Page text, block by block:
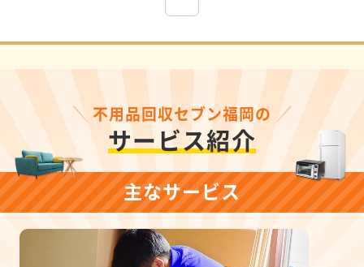
不用品回収セブン福岡の
サービス紹介
主なサービス